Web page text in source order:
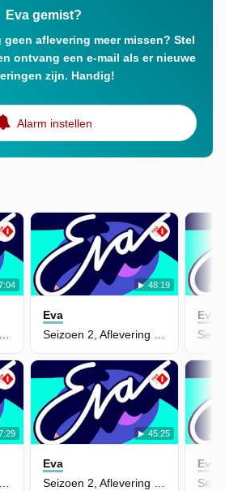
Eva gemist?
aflevering meer missen? Stel
ontvang een e-mail als er nieuwe
zijn. Handig!
Alarm instellen
Seizoen 2, Aflevering 137
48:19
Eva
Seizoen 2, Aflevering 136
45:25
Eva
Eva
Eva